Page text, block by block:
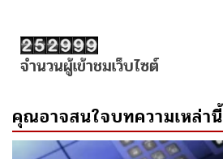
จำนวนผู้เข้าชมเว็บไซต์
คุณอาจสนใจบทความเหล่านี้